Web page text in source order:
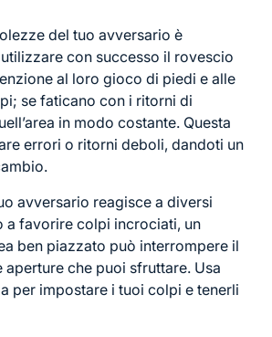
del tuo avversario è
con successo il rovescio
al loro gioco di piedi e alle
se faticano con i ritorni di
in modo costante. Questa
errori o ritorni deboli, dandoti un
avversario reagisce a diversi
a favorire colpi incrociati, un
ben piazzato può interrompere il
che puoi sfruttare. Usa
per impostare i tuoi colpi e tenerli